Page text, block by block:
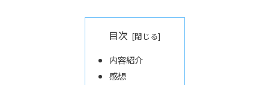
目次
内容紹介
感想